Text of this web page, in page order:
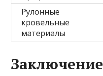
Рулонные
кровельные
материалы
Заключение